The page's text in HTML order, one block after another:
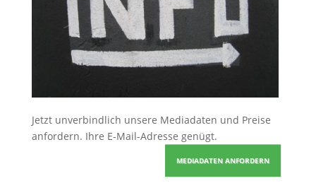
Jetzt unverbindlich unsere Mediadaten und Preise
anfordern. Ihre E-Mail-Adresse genügt.
MEDIADATEN ANFORDERN